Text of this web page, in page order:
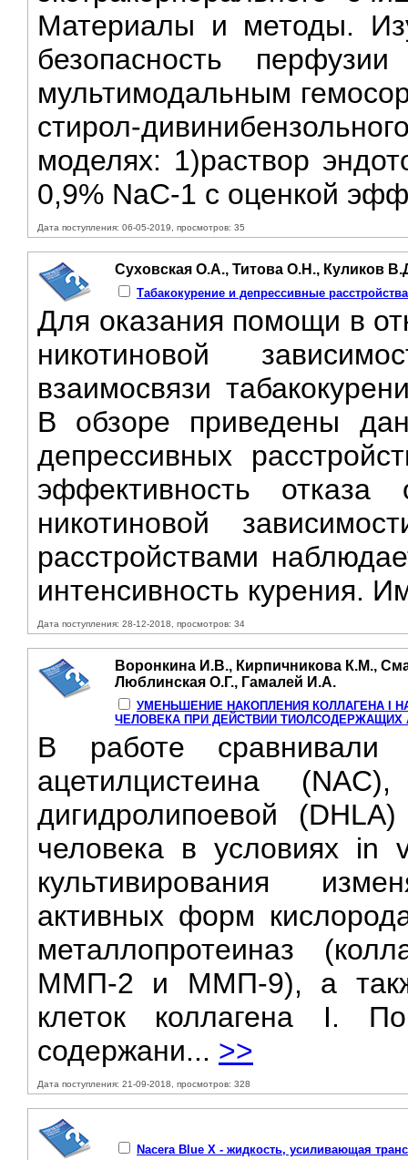
Материалы и методы.
безопасность
мультимодальным
стирол-
моделях: 1)раствор
0,9% NaC-1 с оценкой
Дата поступления: 06-05-2019, просмотров: 35
Суховская О.А., Титова О.Н., Куликов
Табакокурение и депрессивные расстройства
Для оказания помощи в
никотиновой
взаимосвязи
В обзоре приведены
депрессивных
эффективность
никотиновой
расстройствами
интенсивность курения.
Дата поступления: 28-12-2018, просмотров: 34
Воронкина И.В., Кирпичникова К.М.,
Люблинская О.Г., Гамалей И.А.
УМЕНЬШЕНИЕ НАКОПЛЕНИЯ КОЛЛАГЕНА I
ЧЕЛОВЕКА ПРИ ДЕЙСТВИИ ТИОЛСОДЕРЖАЩИХ
В работе сравнивали
ацетилцистеина
дигидролипоевой
человека в условиях in
культивирования
активных форм
металлопротеиназ
ММП-2 и ММП-9), а
клеток коллагена I.
содержани... >>
Дата поступления: 21-09-2018, просмотров: 328
Nacera Blue X - жидкость, усиливающая